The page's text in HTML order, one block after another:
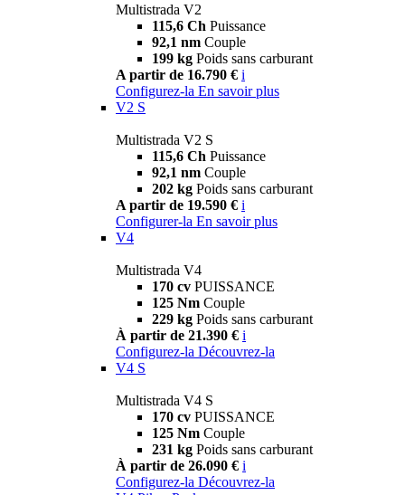
Multistrada V2
115,6 Ch Puissance
92,1 nm Couple
199 kg Poids sans carburant
A partir de 16.790 € i
Configurez-la En savoir plus
V2 S
Multistrada V2 S
115,6 Ch Puissance
92,1 nm Couple
202 kg Poids sans carburant
A partir de 19.590 € i
Configurer-la En savoir plus
V4
Multistrada V4
170 cv PUISSANCE
125 Nm Couple
229 kg Poids sans carburant
À partir de 21.390 € i
Configurez-la Découvrez-la
V4 S
Multistrada V4 S
170 cv PUISSANCE
125 Nm Couple
231 kg Poids sans carburant
À partir de 26.090 € i
Configurez-la Découvrez-la